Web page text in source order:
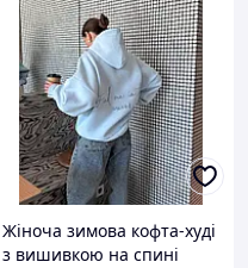
Жіноча зимова кофта-худі
з вишивкою на спині